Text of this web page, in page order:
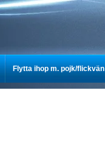
Flytta ihop m. pojk/flickvän